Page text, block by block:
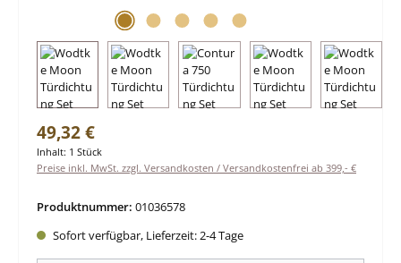
Regulärer Preis:
49,32 €
Inhalt: 1 Stück
Preise inkl. MwSt. zzgl. Versandkosten / Versandkostenfrei ab 399,- €
Produktnummer: 01036578
Sofort verfügbar, Lieferzeit: 2-4 Tage